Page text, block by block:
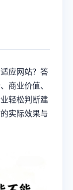
应网站？答
商业价值、
轻松判断建
实际效果与